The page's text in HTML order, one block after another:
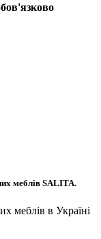
меблів SALITA.
меблів в Україні